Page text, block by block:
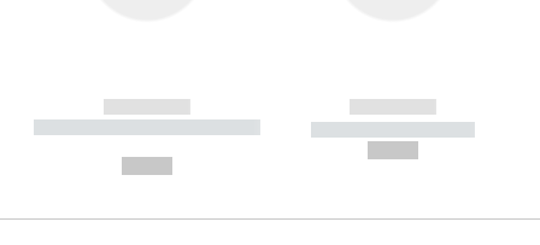
------------
----------- ----------- --------
------------
----------- -----------